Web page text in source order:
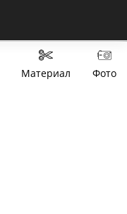
Материал Фото